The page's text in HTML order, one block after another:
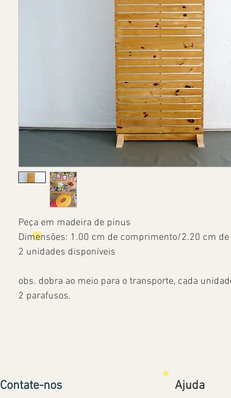
Peça em madeira de pinus
Dimensões: 1.00 cm de comprimento/2.20 cm
2 unidades disponíveis
obs. dobra ao meio para o transporte, cada
2 parafusos.
Contate-nos Ajuda